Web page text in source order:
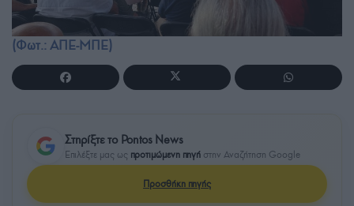
(Φωτ.: ΑΠΕ-ΜΠΕ)
Στηρίξτε το Pontos News
Επιλέξτε μας ως προτιμώμενη πηγή στην Αναζήτηση Google
Προσθήκη πηγής